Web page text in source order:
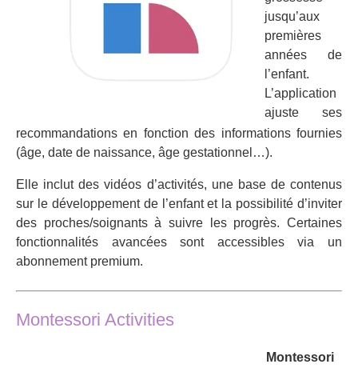
jusqu’aux
premières
années de
l’enfant.
L’application
ajuste ses
recommandations en fonction des informations fournies
(âge, date de naissance, âge gestationnel…).
Elle inclut des vidéos d’activités, une base de contenus
sur le développement de l’enfant et la possibilité d’inviter
des proches/soignants à suivre les progrès. Certaines
fonctionnalités avancées sont accessibles via un
abonnement premium.
Montessori Activities
Montessori